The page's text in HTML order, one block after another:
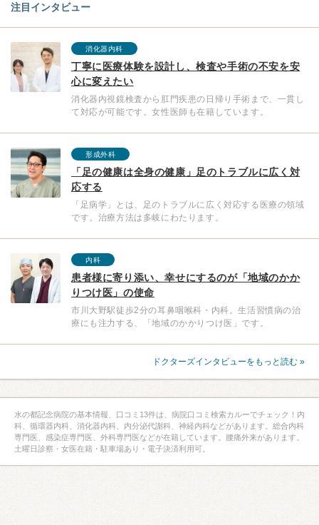
注目インタビュー
消化器内科
丁寧に医療体験を設計し、検査や手術の不安を安
心に変えたい
消化器内視鏡検査から肛門疾患の日帰り手術まで、一貫し
て対応が可能です。女性医師も在籍しています。
形成外科
「足の健康は全身の健康」足のトラブルに広く対
応する
「足病学」とは、足のトラブルに広く対応する医療の領域
です。治療方法は多岐にわたります。
内科
患者様に寄り添い、幸せにするのが「地域のかか
りつけ医」の使命
市川大野駅徒歩2分の耳鼻咽喉科・内科。生活習慣病の治
療にも注力する、「地域のかかりつけ医」です。
ドクターズインタビューをもっと読む »
水の都記念病院の基本情報、口コミ13件は、病院口コミ検索カルーでチェック！内
科、循環器内科、消化器内科、内分泌代謝科、神経内科などがあります。総合内科
専門医、感染症専門医、外科専門医などが在籍しています。腰痛外来があります。
土曜日診察・女医在籍・駐車場あり・電子決済利用可。